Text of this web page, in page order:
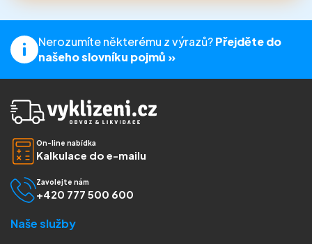
Nerozumíte některému z výrazů?Přejděte do
našeho slovníku pojmů »
On-line nabídka
Kalkulace do e-mailu
Zavolejte nám
+420 777 500 600
Naše služby